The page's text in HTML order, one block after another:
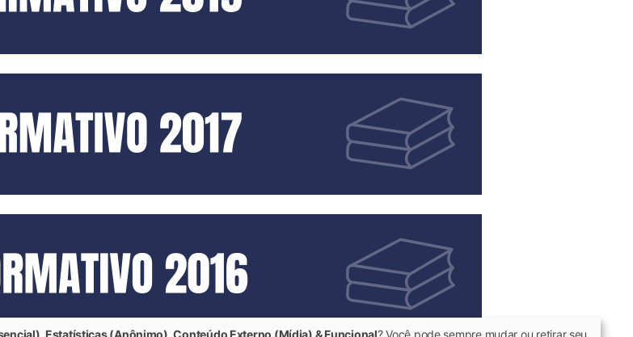
Estatísticas (Anônimo), Conteúdo Externo (Mídia) & Funcional? Você pode sempre mudar ou retirar seu